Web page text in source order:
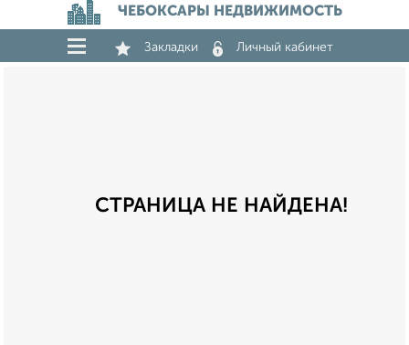
ЧЕБОКСАРЫ НЕДВИЖИМОСТЬ
Закладки Личный кабинет
СТРАНИЦА НЕ НАЙДЕНА!